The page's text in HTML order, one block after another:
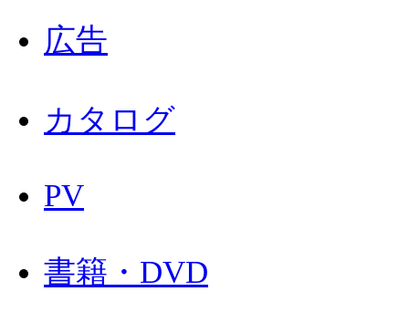
広告
カタログ
PV
書籍・DVD